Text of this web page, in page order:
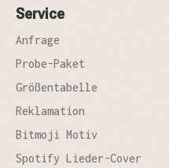
Service
Anfrage
Probe-Paket
Größentabelle
Reklamation
Bitmoji Motiv
Spotify Lieder-Cover